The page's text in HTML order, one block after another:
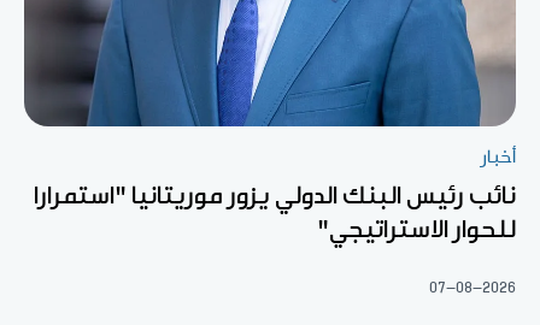
أخبار
نائب رئيس البنك الدولي يزور موريتانيا "استمرارا
للحوار الاستراتيجي"
07-08-2026